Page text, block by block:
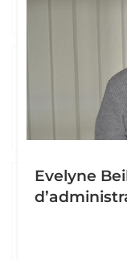
Evelyne